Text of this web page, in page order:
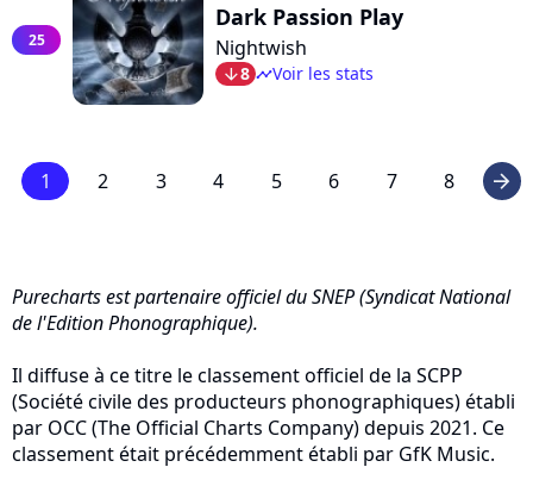
25
Dark Passion Play
Nightwish
arrow_bot8 timelineVoir les stats
1 2 3 4 5 6 7 8 arrow_right
Purecharts est partenaire officiel du SNEP (Syndicat National
de l'Edition Phonographique).
Il diffuse à ce titre le classement officiel de la SCPP
(Société civile des producteurs phonographiques) établi
par OCC (The Official Charts Company) depuis 2021. Ce
classement était précédemment établi par GfK Music.